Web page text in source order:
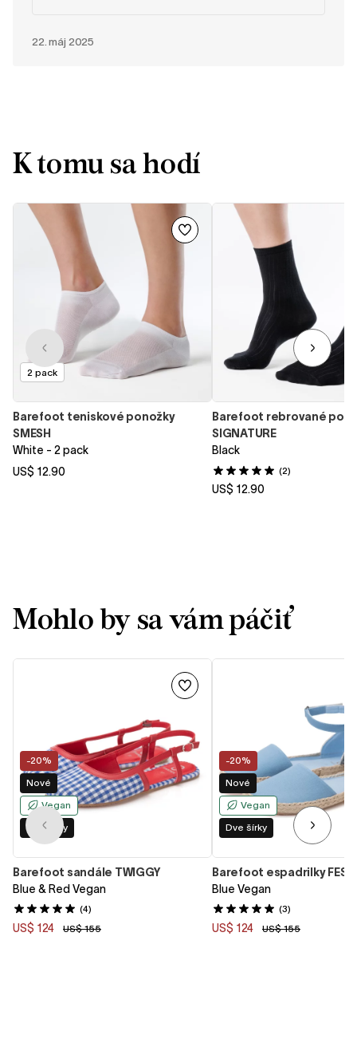
22. máj 2025
K tomu sa hodí
2 pack
Barefoot teniskové ponožky
SMESH
White - 2 pack
US$ 12.90
Barefoot rebrované
SIGNATURE
Black
(2)
US$ 12.90
Mohlo by sa vám páčiť
-20%
Nové
Vegan
Dve šírky
Barefoot sandále TWIGGY
Blue & Red Vegan
(4)
US$ 124 US$ 155
-20%
Nové
Vegan
Dve šírky
Barefoot espadrilky
Blue Vegan
(3)
US$ 124 US$ 155